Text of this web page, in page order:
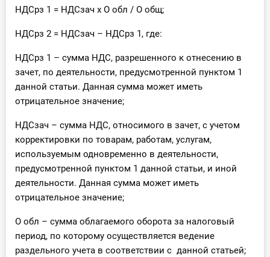
НДСрз 1 = НДСзач х О обл / О общ;
НДСрз 2 = НДСзач – НДСрз 1, где:
НДСрз 1 – сумма НДС, разрешенного к отнесению в
зачет, по деятельности, предусмотренной пунктом 1
данной статьи. Данная сумма может иметь
отрицательное значение;
НДСзач – сумма НДС, относимого в зачет, с учетом
корректировки по товарам, работам, услугам,
используемым одновременно в деятельности,
предусмотренной пунктом 1 данной статьи, и иной
деятельности. Данная сумма может иметь
отрицательное значение;
О обл – сумма облагаемого оборота за налоговый
период, по которому осуществляется ведение
раздельного учета в соответствии с данной статьей;